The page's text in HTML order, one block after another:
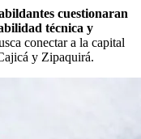
cuestionaran
técnica y
conectar a la capital
y Zipaquirá.